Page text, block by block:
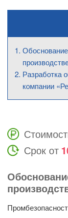
Разработка
компании
Срок от